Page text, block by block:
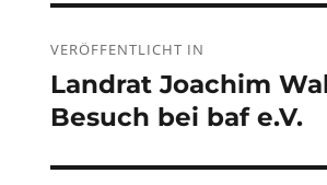
VERÖFFENTLICHT IN
Landrat Joachim
Besuch bei baf e.V.